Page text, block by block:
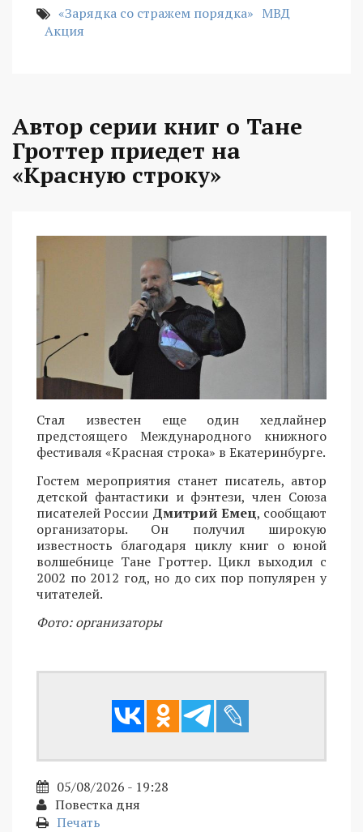
«Зарядка со стражем порядка» МВД
Акция
Автор серии книг о Тане
Гроттер приедет на
«Красную строку»
Стал известен еще один хедлайнер
предстоящего Международного книжного
фестиваля «Красная строка» в Екатеринбурге.
Гостем мероприятия станет писатель, автор
детской фантастики и фэнтези, член Союза
писателей России Дмитрий Емец, сообщают
организаторы. Он получил широкую
известность благодаря циклу книг о юной
волшебнице Тане Гроттер. Цикл выходил с
2002 по 2012 год, но до сих пор популярен у
читателей.
Фото: организаторы
05/08/2026 - 19:28
Повестка дня
Печать